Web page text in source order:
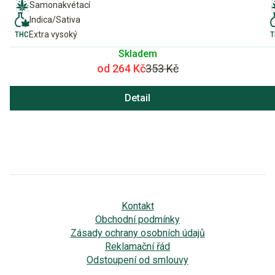
Samonakvétací
Indica/Sativa
Extra vysoký
Skladem
od 264 Kč353 Kč
Detail
Kontakt
Obchodní podmínky
Zásady ochrany osobních údajů
Reklamační řád
Odstoupení od smlouvy